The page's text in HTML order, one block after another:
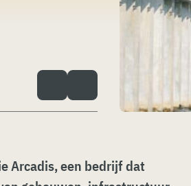
Arcadis, een bedrijf dat